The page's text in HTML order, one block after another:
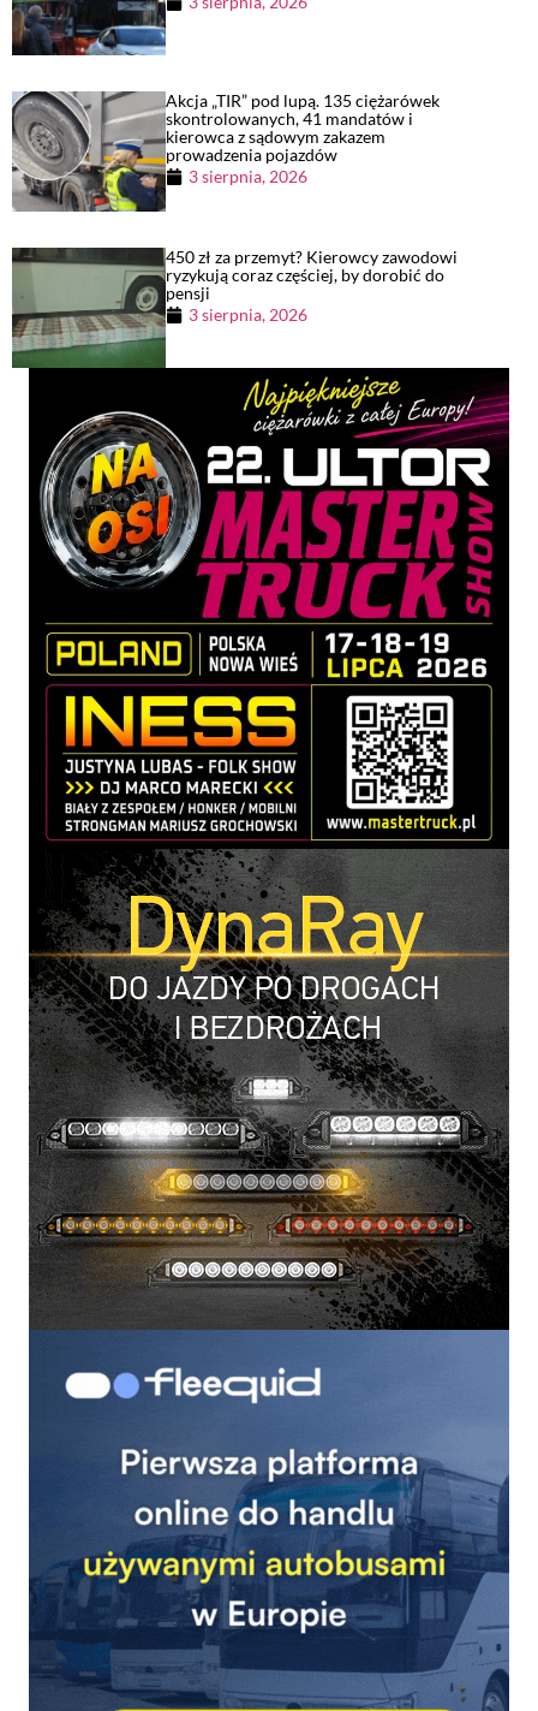
Akcja „TIR” pod lupą. 135 ciężarówek
skontrolowanych, 41 mandatów i
kierowca z sądowym zakazem
prowadzenia pojazdów
3 sierpnia, 2026
450 zł za przemyt? Kierowcy zawodowi
ryzykują coraz częściej, by dorobić do
pensji
3 sierpnia, 2026